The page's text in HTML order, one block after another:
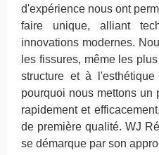
d'expérience nous ont
faire unique, alliant
innovations modernes.
les fissures, même les
structure et à
pourquoi nous mettons un
rapidement et
de première qualité. WJ
se démarque par son